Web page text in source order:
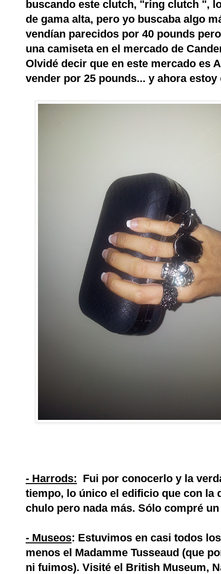
buscando este clutch, "ring clutch ",
de gama alta, pero yo buscaba algo
vendían parecidos por 40 pounds
una camiseta en el mercado de
Olvidé decir que en este mercado es
vender por 25 pounds... y ahora estoy
- Harrods: Fui por conocerlo y la
tiempo, lo único el edificio que con la
chulo pero nada más. Sólo compré
- Museos: Estuvimos en casi todos
menos el Madamme Tusseaud (que
ni fuimos). Visité el British Museum,